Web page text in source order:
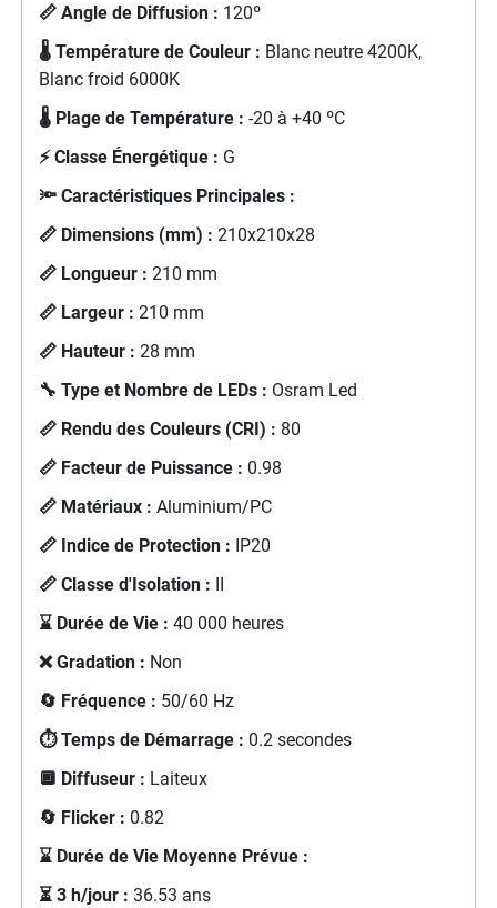
📏 Angle de Diffusion : 120º
🌡️ Température de Couleur : Blanc neutre 4200K,
Blanc froid 6000K
🌡️ Plage de Température : -20 à +40 ºC
⚡ Classe Énergétique : G
🔦 Caractéristiques Principales :
📏 Dimensions (mm) : 210x210x28
📏 Longueur : 210 mm
📏 Largeur : 210 mm
📏 Hauteur : 28 mm
🔧 Type et Nombre de LEDs : Osram Led
📏 Rendu des Couleurs (CRI) : 80
📏 Facteur de Puissance : 0.98
📏 Matériaux : Aluminium/PC
📏 Indice de Protection : IP20
📏 Classe d'Isolation : II
⌛ Durée de Vie : 40 000 heures
❌ Gradation : Non
🔄 Fréquence : 50/60 Hz
⏱️ Temps de Démarrage : 0.2 secondes
🔲 Diffuseur : Laiteux
🔄 Flicker : 0.82
⌛ Durée de Vie Moyenne Prévue :
⏳ 3 h/jour : 36.53 ans